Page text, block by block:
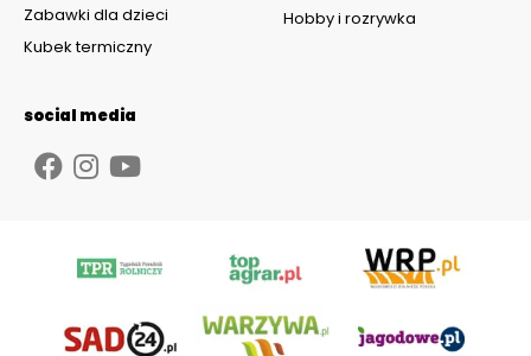
Hobby i rozrywka
Zabawki dla dzieci
Kubek termiczny
social media